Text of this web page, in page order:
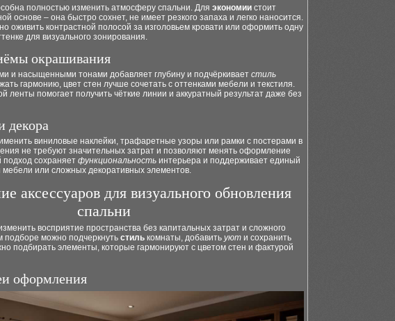
полностью изменить атмосферу спальни. Для экономии стоит
основе – она быстро сохнет, не имеет резкого запаха и легко наносится.
оживить контрастной полосой за изголовьем кровати или оформить одну
для визуального зонирования.
окрашивания
и насыщенными тонами добавляет глубину и подчёркивает стиль
гармонию, цвет стен лучше сочетать с оттенками мебели и текстиля.
ленты помогает получить чёткие линии и аккуратный результат даже без
декора
виниловые наклейки, трафаретные узоры или рамки с постерами в
не требуют значительных затрат и позволяют менять оформление
сохраняет функциональность интерьера и поддерживает единый
мебели или сложных декоративных элементов.
аксессуаров для визуального обновления
спальни
восприятие пространства без капитальных затрат и сложного
подборе можно подчеркнуть стиль комнаты, добавить уют и сохранить
подбирать элементы, которые гармонируют с цветом стен и фактурой
оформления